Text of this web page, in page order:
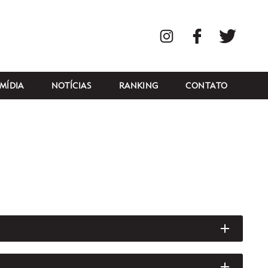
InstagramFacebook
NOTÍCIAS RANKING CONTATO